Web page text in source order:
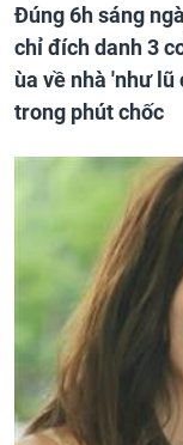
Đúng 6h sáng
chỉ đích danh 3
ùa về nhà 'như
trong phút chốc